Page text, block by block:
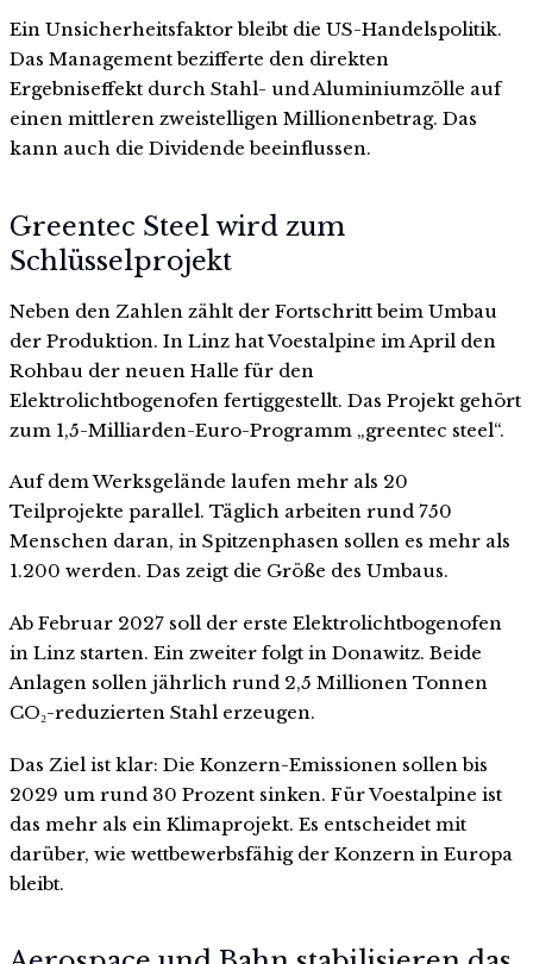
Ein Unsicherheitsfaktor bleibt die US-Handelspolitik.
Das Management bezifferte den direkten
Ergebniseffekt durch Stahl- und Aluminiumzölle auf
einen mittleren zweistelligen Millionenbetrag. Das
kann auch die Dividende beeinflussen.
Greentec Steel wird zum
Schlüsselprojekt
Neben den Zahlen zählt der Fortschritt beim Umbau
der Produktion. In Linz hat Voestalpine im April den
Rohbau der neuen Halle für den
Elektrolichtbogenofen fertiggestellt. Das Projekt gehört
zum 1,5-Milliarden-Euro-Programm „greentec steel“.
Auf dem Werksgelände laufen mehr als 20
Teilprojekte parallel. Täglich arbeiten rund 750
Menschen daran, in Spitzenphasen sollen es mehr als
1.200 werden. Das zeigt die Größe des Umbaus.
Ab Februar 2027 soll der erste Elektrolichtbogenofen
in Linz starten. Ein zweiter folgt in Donawitz. Beide
Anlagen sollen jährlich rund 2,5 Millionen Tonnen
CO₂-reduzierten Stahl erzeugen.
Das Ziel ist klar: Die Konzern-Emissionen sollen bis
2029 um rund 30 Prozent sinken. Für Voestalpine ist
das mehr als ein Klimaprojekt. Es entscheidet mit
darüber, wie wettbewerbsfähig der Konzern in Europa
bleibt.